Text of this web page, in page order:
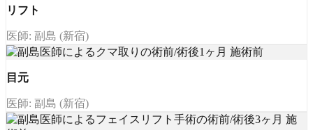
リフト
医師: 副島 (新宿)
目元
医師: 副島 (新宿)